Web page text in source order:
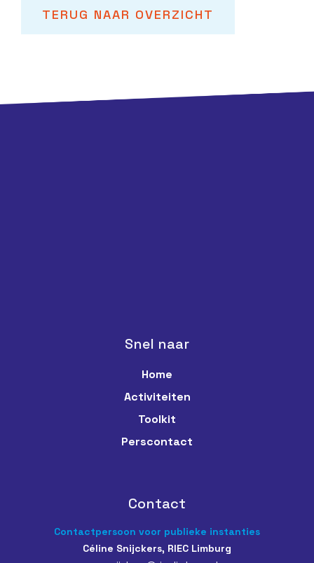
TERUG NAAR OVERZICHT
Snel naar
Home
Activiteiten
Toolkit
Perscontact
Contact
Contactpersoon voor publieke instanties
Céline Snijckers, RIEC Limburg